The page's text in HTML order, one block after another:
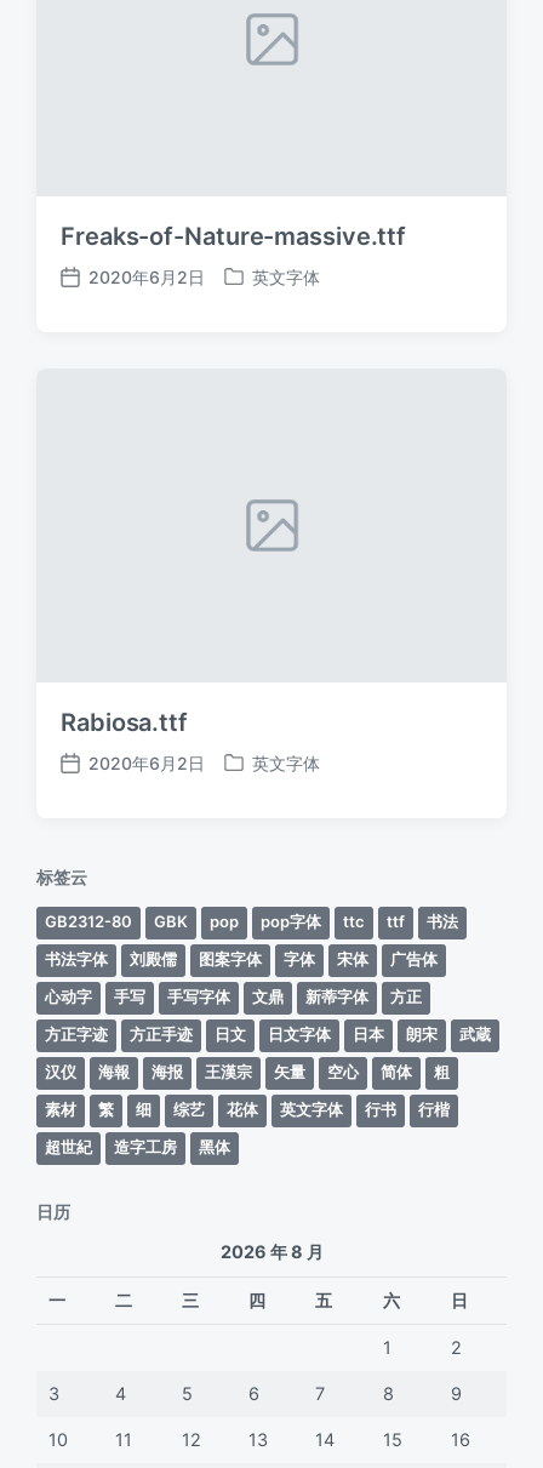
Freaks-of-Nature-massive.ttf
发
2020年6月2日
发
英文字体
Rabiosa.ttf
发
2020年6月2日
发
英文字体
标签云
GB2312-80 GBK pop pop字体 ttc ttf
书法
书法字体
刘殿儒 图案字体 字体 宋体
广告体
心动字
手写 手写字体 文鼎 新蒂字体
方正
方正字迹
方正手迹 日文 日文字体 日本 朗宋
武蔵
汉仪
海報 海报 王漢宗 矢量 空心 简体
粗
素材
繁 细 综艺 花体 英文字体 行书
行楷
超世紀
造字工房 黑体
日历
2026 年 8 月
一 二 三 四 五 六 日
1 2
3 4 5 6 7 8 9
10 11 12 13 14 15 16